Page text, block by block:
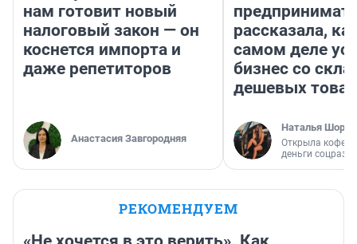
нам готовит новый
налоговый закон — он
коснется импорта и
даже репетиторов
Анастасия Завгородняя
рассказала,
самом деле
бизнес со
дешевых
Наталья
Открыла
деньги
РЕКОМЕНДУЕМ